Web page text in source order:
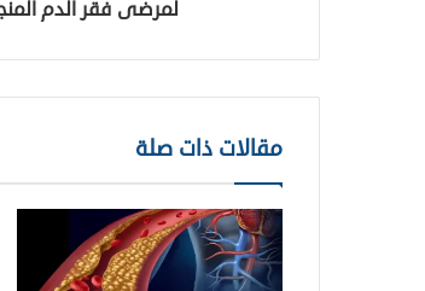
لمرضى فقر الدم
مقالات ذات صلة